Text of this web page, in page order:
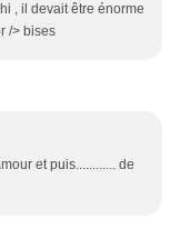
, il devait être énorme
/> bises
et puis............ de